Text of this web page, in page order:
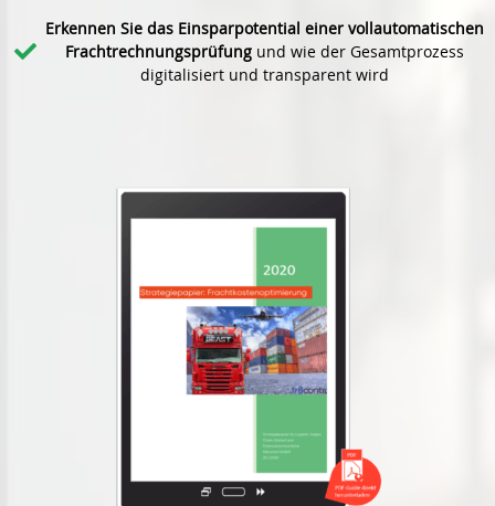
Erkennen Sie das Einsparpotential einer vollautomatischen
Frachtrechnungsprüfungund wie der Gesamtprozess
digitalisiert und transparent wird